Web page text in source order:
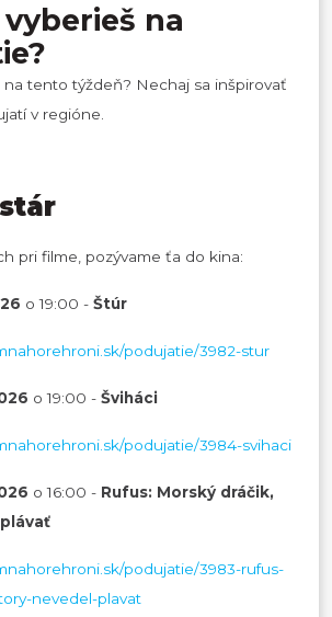
vyberieš na
na tento týždeň? Nechaj sa inšpirovať
v regióne.
pri filme, pozývame ťa do kina:
o 19:00 - Štúr
podujatie/3982-stur
o 19:00 - Šviháci
podujatie/3984-svihaci
o 16:00 - Rufus: Morský dráčik,
podujatie/3983-rufus-
nevedel-plavat